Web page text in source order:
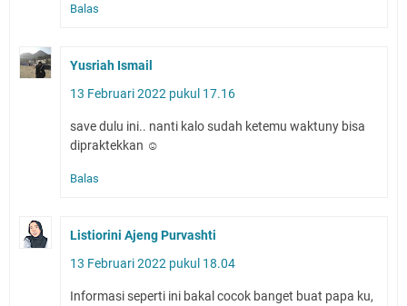
Balas
Yusriah Ismail
13 Februari 2022 pukul 17.16
save dulu ini.. nanti kalo sudah ketemu waktuny bisa
dipraktekkan ☺
Balas
Listiorini Ajeng Purvashti
13 Februari 2022 pukul 18.04
Informasi seperti ini bakal cocok banget buat papa ku,